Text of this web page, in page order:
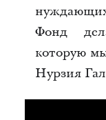
Фонд
которую
Нурзия